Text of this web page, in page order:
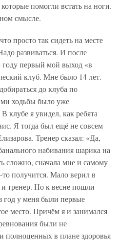
помогли встать на ноги.
смысле.
просто так сидеть на месте
развиваться. И после
первый мой выход «в
клуб. Мне было 14 лет.
до клуба по
ходьбы было уже
клубе я увидел, как ребята
Я тогда был ещё не совсем
Тренер сказал: «Да,
набивания шарика на
сложно, сначала мне и самому
получится. Мало верил в
тренер. Но к весне пошли
год у меня были первые
место. Причём я и занимался
были не
полноценных в плане здоровья